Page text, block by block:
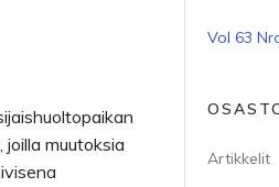
muutoksia
Vol 63
Artikkelit